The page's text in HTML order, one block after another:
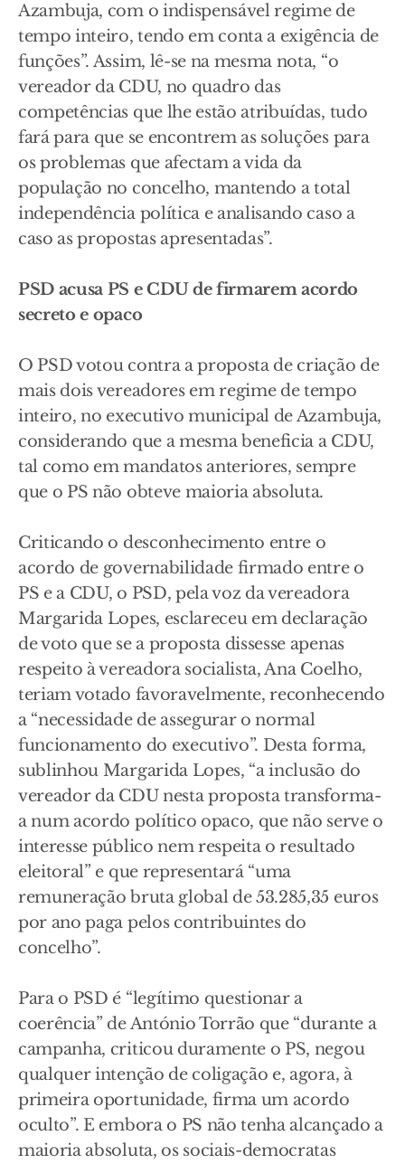
Azambuja, com o indispensável regime de
tempo inteiro, tendo em conta a exigência de
funções”. Assim, lê-se na mesma nota, “o
vereador da CDU, no quadro das
competências que lhe estão atribuídas, tudo
fará para que se encontrem as soluções para
os problemas que afectam a vida da
população no concelho, mantendo a total
independência política e analisando caso a
caso as propostas apresentadas”.
PSD acusa PS e CDU de firmarem acordo
secreto e opaco
O PSD votou contra a proposta de criação de
mais dois vereadores em regime de tempo
inteiro, no executivo municipal de Azambuja,
considerando que a mesma beneficia a CDU,
tal como em mandatos anteriores, sempre
que o PS não obteve maioria absoluta.
Criticando o desconhecimento entre o
acordo de governabilidade firmado entre o
PS e a CDU, o PSD, pela voz da vereadora
Margarida Lopes, esclareceu em declaração
de voto que se a proposta dissesse apenas
respeito à vereadora socialista, Ana Coelho,
teriam votado favoravelmente, reconhecendo
a “necessidade de assegurar o normal
funcionamento do executivo”. Desta forma,
sublinhou Margarida Lopes, “a inclusão do
vereador da CDU nesta proposta transforma-
a num acordo político opaco, que não serve o
interesse público nem respeita o resultado
eleitoral” e que representará “uma
remuneração bruta global de 53.285,35 euros
por ano paga pelos contribuintes do
concelho”.
Para o PSD é “legítimo questionar a
coerência” de António Torrão que “durante a
campanha, criticou duramente o PS, negou
qualquer intenção de coligação e, agora, à
primeira oportunidade, firma um acordo
oculto”. E embora o PS não tenha alcançado a
maioria absoluta, os sociais-democratas